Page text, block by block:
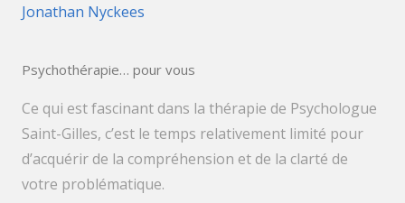
Jonathan Nyckees
Psychothérapie… pour vous
Ce qui est fascinant dans la thérapie de Psychologue
Saint-Gilles, c’est le temps relativement limité pour
d’acquérir de la compréhension et de la clarté de
votre problématique.